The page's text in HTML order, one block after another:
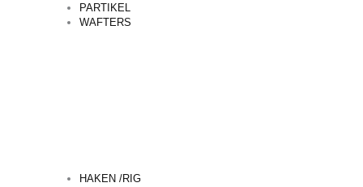
PARTIKEL
WAFTERS
HAKEN /RIG